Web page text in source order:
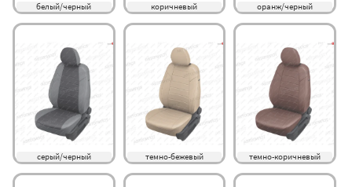
белый/черный коричневый оранж/черный
серый/черный темно-бежевый темно-коричневый